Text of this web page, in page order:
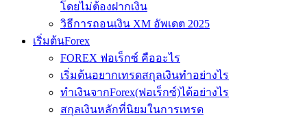
โดยไม่ต้องฝากเงิน
วิธีการถอนเงิน XM อัพเดต 2025
เริ่มต้นForex
FOREX ฟอเร็กซ์ คืออะไร
เริ่มต้นอยากเทรดสกุลเงินทำอย่างไร
ทำเงินจากForex(ฟอเร็กซ์)ได้อย่างไร
สกุลเงินหลักที่นิยมในการเทรด